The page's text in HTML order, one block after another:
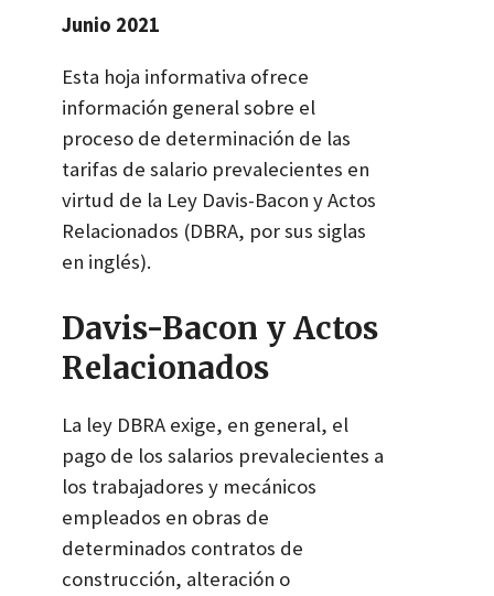
Junio 2021
Esta hoja informativa ofrece
información general sobre el
proceso de determinación de las
tarifas de salario prevalecientes en
virtud de la Ley Davis-Bacon y Actos
Relacionados (DBRA, por sus siglas
en inglés).
Davis-Bacon y Actos
Relacionados
La ley DBRA exige, en general, el
pago de los salarios prevalecientes a
los trabajadores y mecánicos
empleados en obras de
determinados contratos de
construcción, alteración o